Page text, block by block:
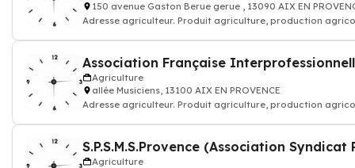
150 avenue Gaston Berue gerue , 13090 AIX EN
Adresse agriculteur. Produit agriculture, production
Association Française
Agriculture
allée Musiciens, 13100 AIX EN PROVENCE
Adresse agriculteur. Produit agriculture, production
Agriculture